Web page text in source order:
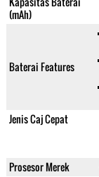
(mAh)
Baterai Features
Jenis Caj Cepat
Prosesor Merek